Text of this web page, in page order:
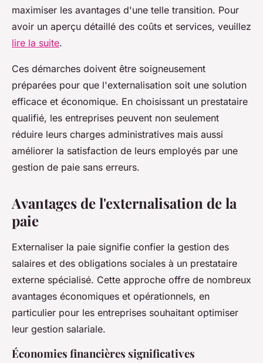
maximiser les avantages d'une telle transition. Pour
avoir un aperçu détaillé des coûts et services, veuillez
lire la suite.
Ces démarches doivent être soigneusement
préparées pour que l'externalisation soit une solution
efficace et économique. En choisissant un prestataire
qualifié, les entreprises peuvent non seulement
réduire leurs charges administratives mais aussi
améliorer la satisfaction de leurs employés par une
gestion de paie sans erreurs.
Avantages de l'externalisation de la
paie
Externaliser la paie signifie confier la gestion des
salaires et des obligations sociales à un prestataire
externe spécialisé. Cette approche offre de nombreux
avantages économiques et opérationnels, en
particulier pour les entreprises souhaitant optimiser
leur gestion salariale.
Économies financières significatives